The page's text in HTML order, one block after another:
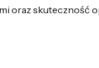
oraz skuteczność